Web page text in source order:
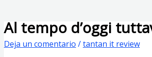
Al tempo d’oggi
Deja un comentario /tantan it review